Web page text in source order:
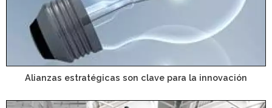
Alianzas estratégicas son clave para la innovación